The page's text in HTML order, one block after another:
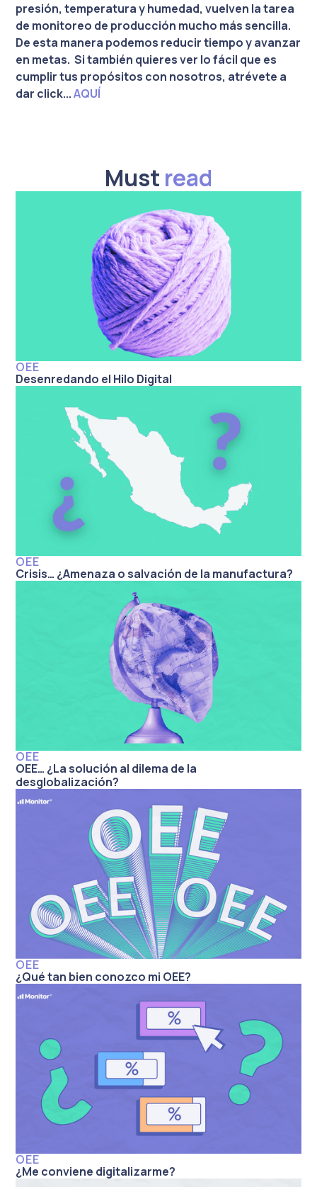
presión, temperatura y humedad, vuelven la tarea
de monitoreo de producción mucho más sencilla.
De esta manera podemos reducir tiempo y avanzar
en metas. Si también quieres ver lo fácil que es
cumplir tus propósitos con nosotros, atrévete a
dar click...AQUÍ
Must read
OEE
Desenredando el Hilo Digital
OEE
Crisis… ¿Amenaza o salvación de la manufactura?
OEE
OEE… ¿La solución al dilema de la
desglobalización?
OEE
¿Qué tan bien conozco mi OEE?
OEE
¿Me conviene digitalizarme?